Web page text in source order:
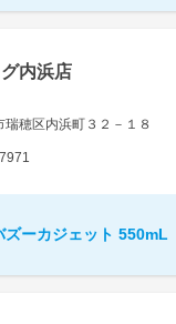
内浜店
穂区内浜町３２－１８
ズーカジェット 550mL